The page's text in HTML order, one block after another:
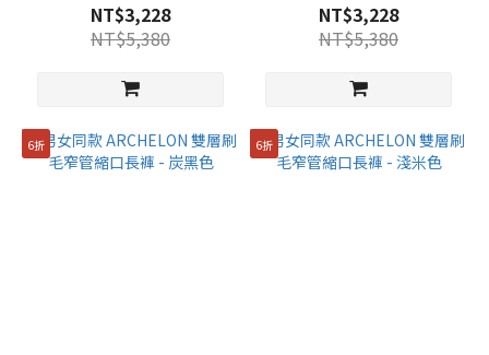
NT$3,228
NT$5,380
NT$3,228
NT$5,380
6折 6折